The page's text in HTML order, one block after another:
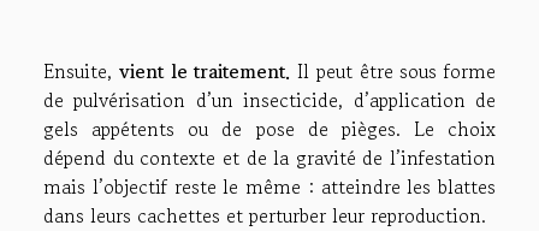
Ensuite, vient le traitement. Il peut être sous forme
de pulvérisation d’un insecticide, d’application de
gels appétents ou de pose de pièges. Le choix
dépend du contexte et de la gravité de l’infestation
mais l’objectif reste le même : atteindre les blattes
dans leurs cachettes et perturber leur reproduction.